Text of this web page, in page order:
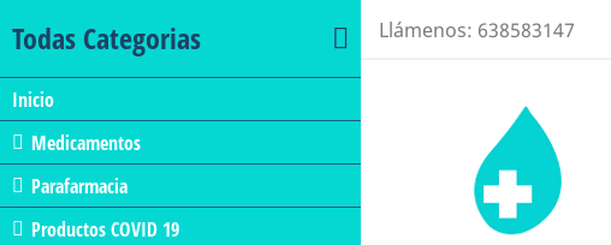
Todas Categorias
Inicio
Medicamentos
Parafarmacia
Productos COVID 19
Llámenos: 638583147